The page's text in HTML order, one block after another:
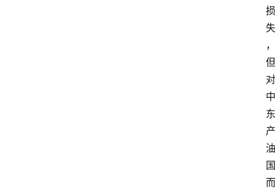
损
失
，
但
对
中
东
产
油
国
而